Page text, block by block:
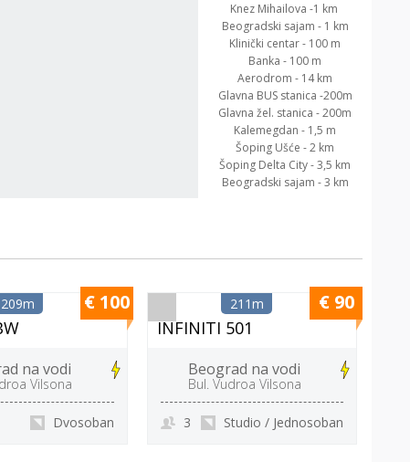
Knez Mihailova -1 km
Beogradski sajam - 1 km
Klinički centar - 100 m
Banka - 100 m
Aerodrom - 14 km
Glavna BUS stanica -200m
Glavna žel. stanica - 200m
Kalemegdan - 1,5 m
Šoping Ušće - 2 km
Šoping Delta City - 3,5 km
Beogradski sajam - 3 km
209m
na vodi
Vilsona
Dvosoban
€ 100 211m
INFINITI 501
Beograd na vodi
Bul. Vudroa Vilsona
Studio / Jednosoban
3
€ 90